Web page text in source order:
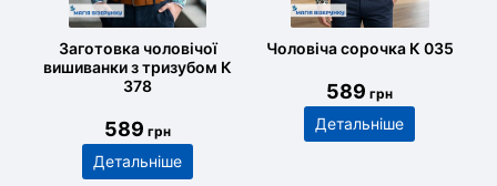
Заготовка чоловічої
вишиванки з тризубом К
378
589 грн
Детальніше
Чоловіча сорочка К 035
589 грн
Детальніше